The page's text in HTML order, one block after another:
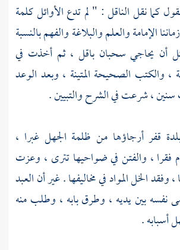
كما نقل الناقل : " لم تدع الأوائل كلمة
الإمامة والعلم والبلاغة والفهم بالنسبة
أن يحاجي سحبان باقل ، ثم أخذت في
، والكتب الصحيحة المتينة ، وبعد الوعد
سنين ، شرعت في الشرح والتبيين .
قفر أرجاؤها من ظلمة الجهل غبرا ،
فقرا ، والفتن في ضواحيها تترى ، وعزت
، وفقد الخل المواد في مخاليفها . غير أن العبد
نفسه بين يديه ، وطرق بابه ، وطلب منه
أسبابه .